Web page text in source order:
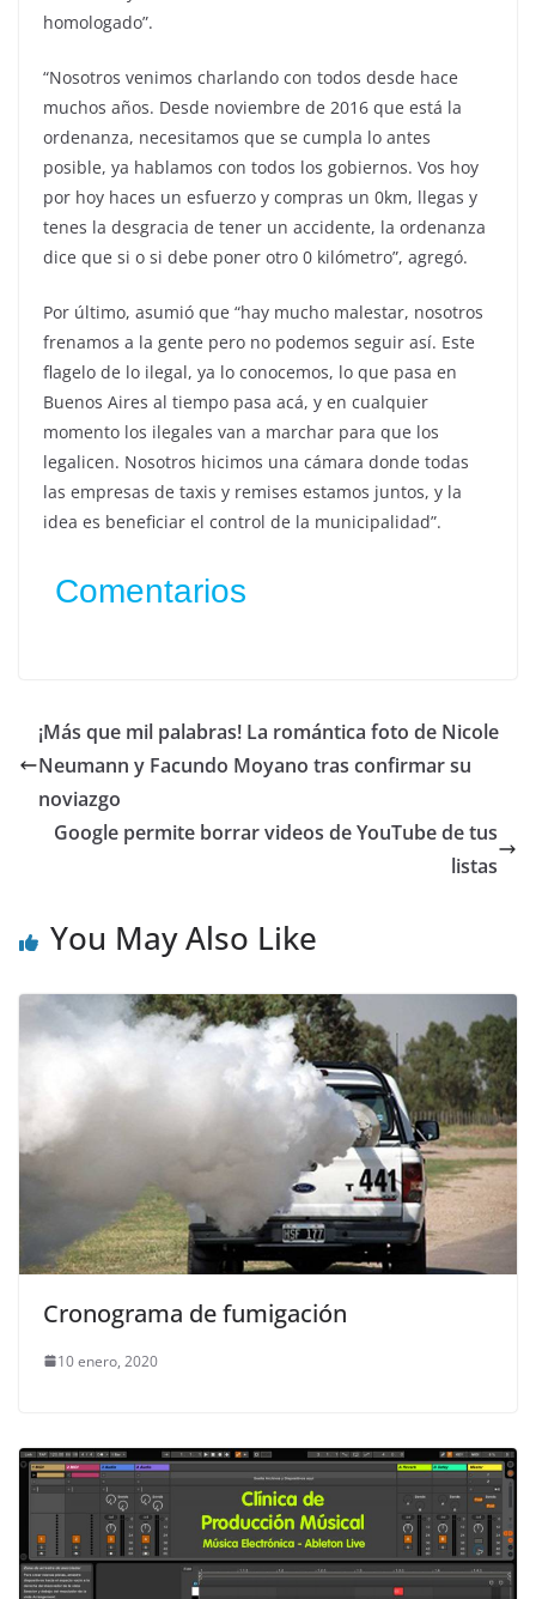
homologado”.
“Nosotros venimos charlando con todos desde hace
muchos años. Desde noviembre de 2016 que está la
ordenanza, necesitamos que se cumpla lo antes
posible, ya hablamos con todos los gobiernos. Vos hoy
por hoy haces un esfuerzo y compras un 0km, llegas y
tenes la desgracia de tener un accidente, la ordenanza
dice que si o si debe poner otro 0 kilómetro”, agregó.
Por último, asumió que “hay mucho malestar, nosotros
frenamos a la gente pero no podemos seguir así. Este
flagelo de lo ilegal, ya lo conocemos, lo que pasa en
Buenos Aires al tiempo pasa acá, y en cualquier
momento los ilegales van a marchar para que los
legalicen. Nosotros hicimos una cámara donde todas
las empresas de taxis y remises estamos juntos, y la
idea es beneficiar el control de la municipalidad”.
Comentarios
¡Más que mil palabras! La romántica foto de Nicole
Neumann y Facundo Moyano tras confirmar su
noviazgo
Google permite borrar videos de YouTube de tus
listas
You May Also Like
Cronograma de fumigación
10 enero, 2020